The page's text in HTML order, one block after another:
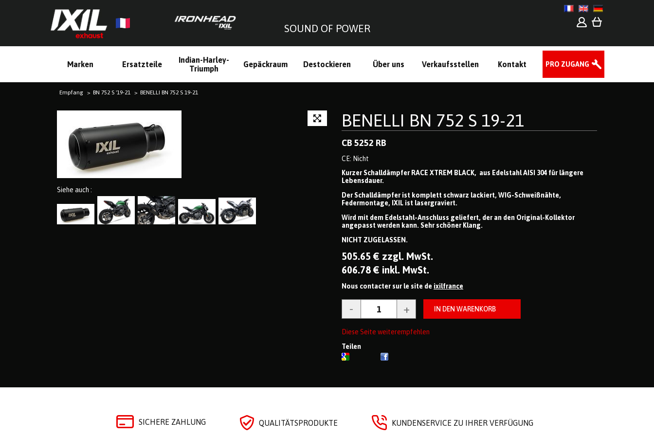
SOUND OF POWER
Marken Ersatzteile
Indian-Harley-
Triumph
Gepäckraum Destockieren Über uns Verkaufsstellen Kontakt PRO ZUGANG
Empfang BN 752 S '19-21 BENELLI BN 752 S 19-21
Siehe auch :
BENELLI BN 752 S 19-21
CB 5252 RB
CE: Nicht
Kurzer Schalldämpfer RACE XTREM BLACK, aus Edelstahl AISI 304 für längere
Lebensdauer.
Der Schalldämpfer ist komplett schwarz lackiert, WIG-Schweißnähte,
Federmontage, IXIL ist lasergraviert.
Wird mit dem Edelstahl-Anschluss geliefert, der an den Original-Kollektor
angepasst werden kann. Sehr schöner Klang.
NICHT ZUGELASSEN.
505.65 € zzgl. MwSt.
606.78 € inkl. MwSt.
Nous contacter sur le site de ixilfrance
Diese Seite weiterempfehlen
Teilen
SICHERE ZAHLUNG QUALITÄTSPRODUKTE KUNDENSERVICE ZU IHRER VERFÜGUNG